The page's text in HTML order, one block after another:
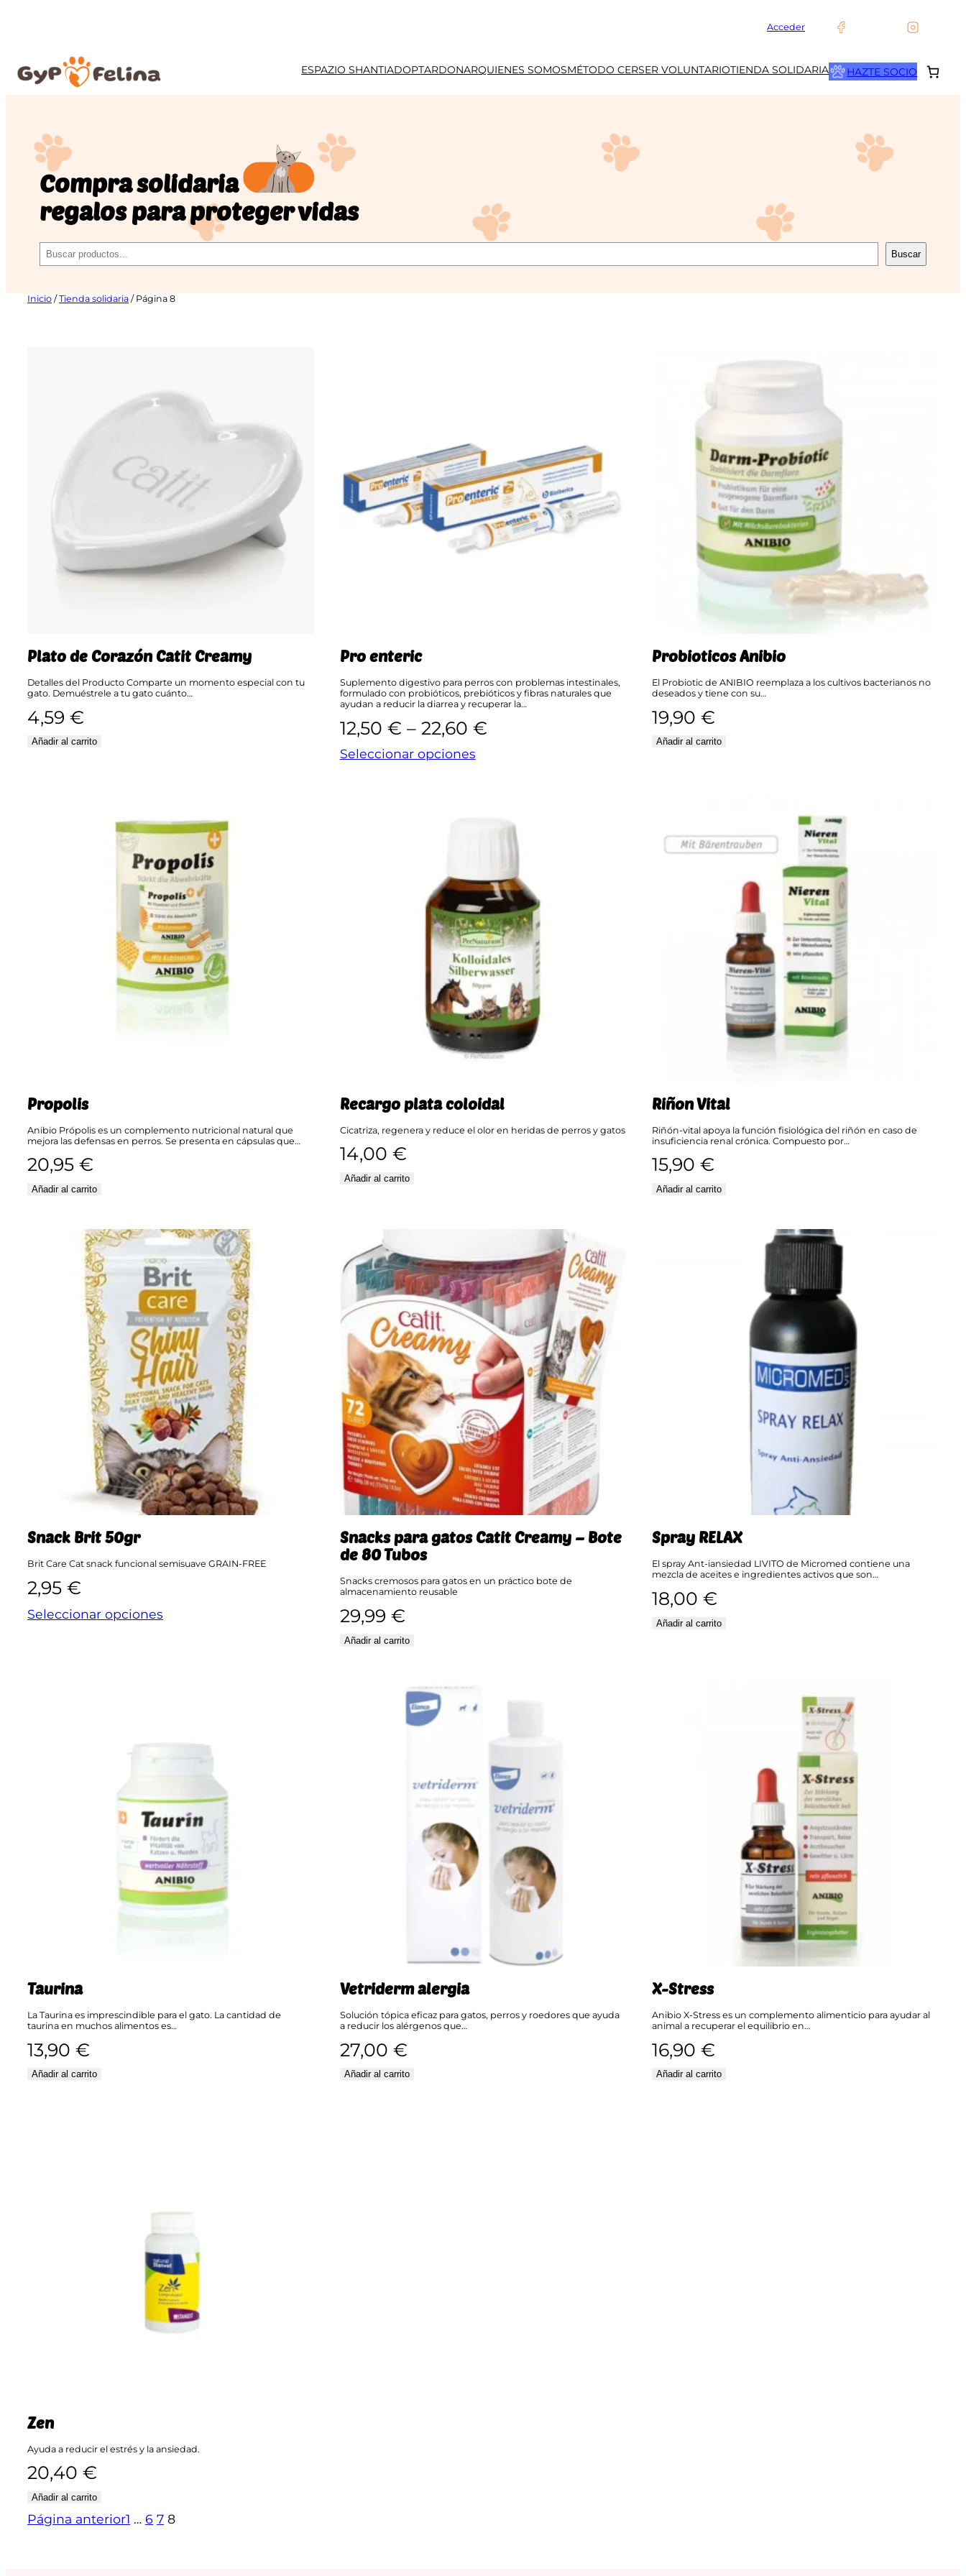
Acceder
ESPAZIO SHANTIADOPTARDONARQUIENES SOMOSMÉTODO CERSER VOLUNTARIOTIENDA SOLIDARIA HAZTE SOCIO
Compra solidaria
regalos para proteger vidas
Buscar Buscar
Inicio /Tienda solidaria / Página 8
Plato de Corazón Catit Creamy
Detalles del Producto Comparte un momento especial con tu
gato. Demuéstrele a tu gato cuánto…
4,59 €
Añadir al carrito
Pro enteric
Suplemento digestivo para perros con problemas intestinales,
formulado con probióticos, prebióticos y fibras naturales que
ayudan a reducir la diarrea y recuperar la…
12,50 € – 22,60 €Rango
hasta
Seleccionar opciones
Probioticos Anibio
El Probiotic de ANIBIO reemplaza a los cultivos bacterianos no
deseados y tiene con su…
19,90€
Añadir al carrito
Propolis
Anibio Própolis es un complemento nutricional natural que
mejora las defensas en perros. Se presenta en cápsulas que…
20,95 €
Añadir al carrito
Recargo plata coloidal
Cicatriza, regenera y reduce el olor en heridas de perros y gatos
14,00 €
Añadir al carrito
Riñon Vital
Riñón-vital apoya la función fisiológica del riñón en caso de
insuficiencia renal crónica. Compuesto por…
15,90€
Añadir al carrito
Snack Brit 50gr
Brit Care Cat snack funcional semisuave GRAIN-FREE
2,95 €
Seleccionar opciones
Snacks para gatos Catit Creamy – Bote
de 80 Tubos
Snacks cremosos para gatos en un práctico bote de
almacenamiento reusable
29,99 €
Añadir al carrito
Spray RELAX
El spray Ant-iansiedad LIVITO de Micromed contiene una
mezcla de aceites e ingredientes activos que son…
18,00€
Añadir al carrito
Taurina
La Taurina es imprescindible para el gato. La cantidad de
taurina en muchos alimentos es…
13,90 €
Añadir al carrito
Vetriderm alergia
Solución tópica eficaz para gatos, perros y roedores que ayuda
a reducir los alérgenos que…
27,00 €
Añadir al carrito
X-Stress
Anibio X-Stress es un complemento alimenticio para ayudar al
animal a recuperar el equilibrio en…
16,90€
Añadir al carrito
Zen
Ayuda a reducir el estrés y la ansiedad.
20,40 €
Añadir al carrito
Página anterior1 … 6 7 8